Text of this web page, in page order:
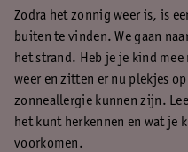
Zodra het zonnig weer is, is
buiten te vinden. We gaan
het strand. Heb je je kind
weer en zitten er nu plekjes
zonneallergie kunnen zijn.
het kunt herkennen en wat je
voorkomen.